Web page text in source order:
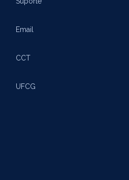
Email
CCT
UFCG